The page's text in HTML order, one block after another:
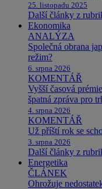
25. listopadu 2025
Další články z
Ekonomika
ANALÝZA
Společná obrana
režim?
6. srpna 2026
KOMENTÁŘ
Vyšší časová
špatná zpráva pro
4. srpna 2026
KOMENTÁŘ
Už příští rok se
3. srpna 2026
Další články z
Energetika
ČLÁNEK
Ohrožuje